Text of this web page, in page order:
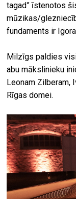
tagad” īstenotos
mūzikas/
fundaments ir
Milzīgs paldies
abu mākslinieku
Leonam Zilberam,
Rīgas domei.